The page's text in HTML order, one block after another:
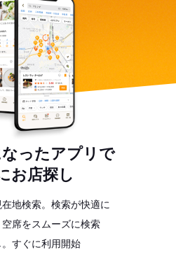
ったアプリで
お店探し
地検索。検索が快適に
席をスムーズに検索
すぐに利用開始